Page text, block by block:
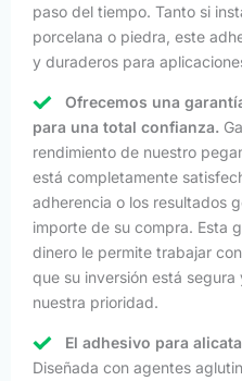
paso del tiempo. Tanto si
porcelana o piedra, este
y duraderos para
Ofrecemos una
para una total confianza.
rendimiento de nuestro
está completamente
adherencia o los resultados
importe de su compra. Esta
dinero le permite trabajar
que su inversión está
nuestra prioridad.
El adhesivo para
Diseñada con agentes